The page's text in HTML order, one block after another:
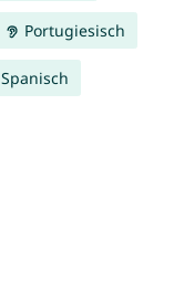
Portugiesisch
Spanisch